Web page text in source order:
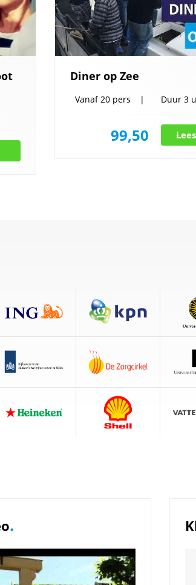
Diner op Zee
Vanaf20 pers Duur 3
99,50
.